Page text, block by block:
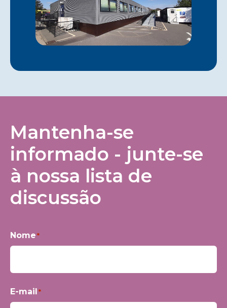
Mantenha-se
informado - junte-se
à nossa lista de
discussão
Nome*
E-mail*